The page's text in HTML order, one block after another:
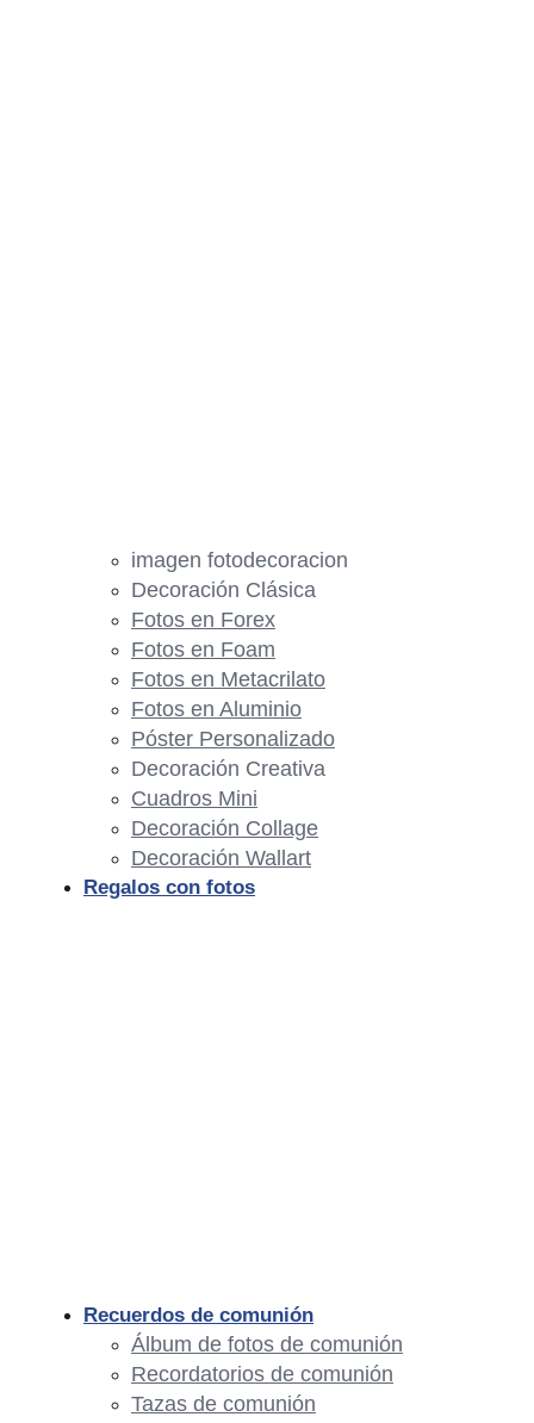
imagen fotodecoracion
Decoración Clásica
Fotos en Forex
Fotos en Foam
Fotos en Metacrilato
Fotos en Aluminio
Póster Personalizado
Decoración Creativa
Cuadros Mini
Decoración Collage
Decoración Wallart
Regalos con fotos
Recuerdos de comunión
Álbum de fotos de comunión
Recordatorios de comunión
Tazas de comunión